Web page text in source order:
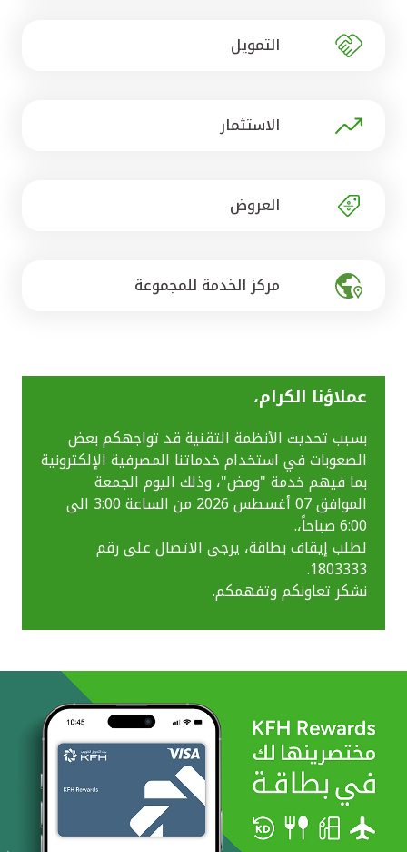
مصر
التمويل
الاستثمار
العروض
مركز الخدمة للمجموعة
عملاؤنا الكرام،
بسبب تحديث الأنظمة التقنية قد تواجهكم بعض
الصعوبات في استخدام خدماتنا المصرفية الإلكترونية
بما فيهم خدمة "ومض"، وذلك اليوم الجمعة
الموافق 07 أغسطس 2026 من الساعة 3:00 الى
6:00 صباحاً،.
لطلب إيقاف بطاقة، يرجى الاتصال على رقم
1803333.
نشكر تعاونكم وتفهمكم.